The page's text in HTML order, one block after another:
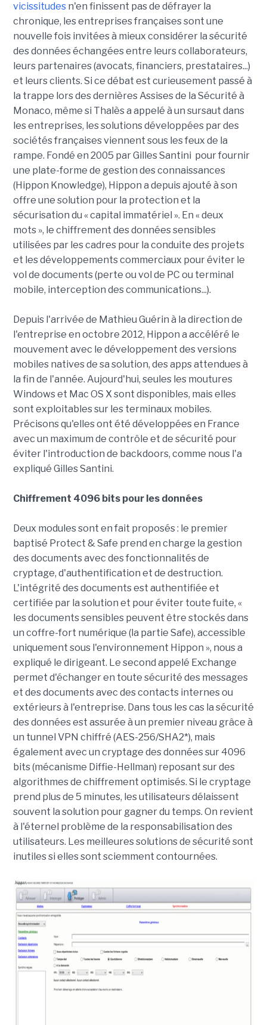
vicissitudesn'en finissent pas de défrayer la
chronique, les entreprises françaises sont une
nouvelle fois invitées à mieux considérer la sécurité
des données échangées entre leurs collaborateurs,
leurs partenaires (avocats, financiers, prestataires...)
et leurs clients. Si ce débat est curieusement passé à
la trappe lors des dernières Assises de la Sécurité à
Monaco, même si Thalès a appelé à un sursaut dans
les entreprises, les solutions développées par des
sociétés françaises viennent sous les feux de la
rampe. Fondé en 2005 par Gilles Santini pour fournir
une plate-forme de gestion des connaissances
(Hippon Knowledge), Hippon a depuis ajouté à son
offre une solution pour la protection et la
sécurisation du « capital immatériel ». En « deux
mots », le chiffrement des données sensibles
utilisées par les cadres pour la conduite des projets
et les développements commerciaux pour éviter le
vol de documents (perte ou vol de PC ou terminal
mobile, interception des communications...).
Depuis l'arrivée de Mathieu Guérin à la direction de
l'entreprise en octobre 2012, Hippon a accéléré le
mouvement avec le développement des versions
mobiles natives de sa solution, des apps attendues à
la fin de l'année. Aujourd'hui, seules les moutures
Windows et Mac OS X sont disponibles, mais elles
sont exploitables sur les terminaux mobiles.
Précisons qu'elles ont été développées en France
avec un maximum de contrôle et de sécurité pour
éviter l'introduction de backdoors, comme nous l'a
expliqué Gilles Santini.
Chiffrement 4096 bits pour les données
Deux modules sont en fait proposés : le premier
baptisé Protect & Safe prend en charge la gestion
des documents avec des fonctionnalités de
cryptage, d'authentification et de destruction.
L'intégrité des documents est authentifiée et
certifiée par la solution et pour éviter toute fuite, «
les documents sensibles peuvent être stockés dans
un coffre-fort numérique (la partie Safe), accessible
uniquement sous l'environnement Hippon », nous a
expliqué le dirigeant. Le second appelé Exchange
permet d'échanger en toute sécurité des messages
et des documents avec des contacts internes ou
extérieurs à l'entreprise. Dans tous les cas la sécurité
des données est assurée à un premier niveau grâce à
un tunnel VPN chiffré (AES-256/SHA2*), mais
également avec un cryptage des données sur 4096
bits (mécanisme Diffie-Hellman) reposant sur des
algorithmes de chiffrement optimisés. Si le cryptage
prend plus de 5 minutes, les utilisateurs délaissent
souvent la solution pour gagner du temps. On revient
à l'éternel problème de la responsabilisation des
utilisateurs. Les meilleures solutions de sécurité sont
inutiles si elles sont sciemment contournées.